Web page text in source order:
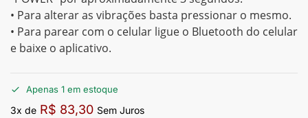
• Para alterar as vibrações basta pressionar o mesmo.
• Para parear com o celular ligue o Bluetooth do celular
e baixe o aplicativo.
Apenas 1 em estoque
3x de R$ 83,30 Sem Juros